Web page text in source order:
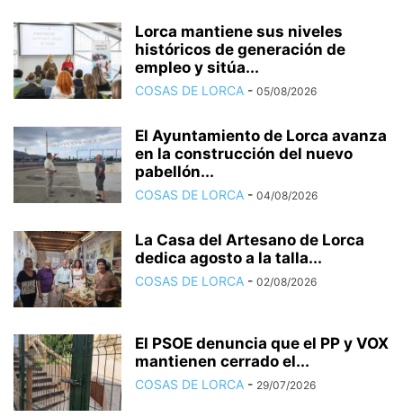
Lorca mantiene sus niveles
históricos de generación de
empleo y sitúa...
COSAS DE LORCA - 05/08/2026
El Ayuntamiento de Lorca avanza
en la construcción del nuevo
pabellón...
COSAS DE LORCA - 04/08/2026
La Casa del Artesano de Lorca
dedica agosto a la talla...
COSAS DE LORCA - 02/08/2026
El PSOE denuncia que el PP y VOX
mantienen cerrado el...
COSAS DE LORCA - 29/07/2026